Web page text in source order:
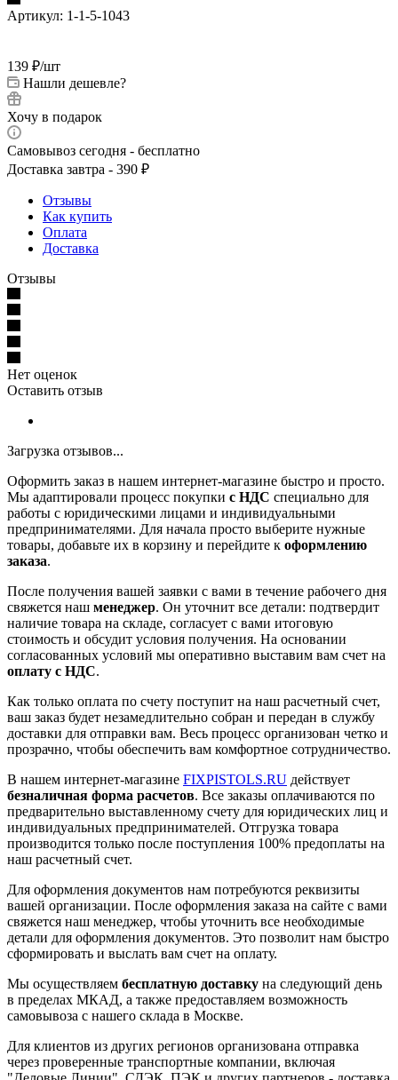
Артикул: 1-1-5-1043
139 ₽/шт
Нашли дешевле?
Хочу в подарок
Самовывоз сегодня - бесплатно
Доставка завтра - 390 ₽
Отзывы
Как купить
Оплата
Доставка
Отзывы
Нет оценок
Оставить отзыв
Загрузка отзывов...
Оформить заказ в нашем интернет-магазине быстро и просто.
Мы адаптировали процесс покупки с НДС специально для
работы с юридическими лицами и индивидуальными
предпринимателями. Для начала просто выберите нужные
товары, добавьте их в корзину и перейдите к оформлению
заказа.
После получения вашей заявки с вами в течение рабочего дня
свяжется наш менеджер. Он уточнит все детали: подтвердит
наличие товара на складе, согласует с вами итоговую
стоимость и обсудит условия получения. На основании
согласованных условий мы оперативно выставим вам счет на
оплату с НДС.
Как только оплата по счету поступит на наш расчетный счет,
ваш заказ будет незамедлительно собран и передан в службу
доставки для отправки вам. Весь процесс организован четко и
прозрачно, чтобы обеспечить вам комфортное сотрудничество.
В нашем интернет-магазине FIXPISTOLS.RU действует
безналичная форма расчетов. Все заказы оплачиваются по
предварительно выставленному счету для юридических лиц и
индивидуальных предпринимателей. Отгрузка товара
производится только после поступления 100% предоплаты на
наш расчетный счет.
Для оформления документов нам потребуются реквизиты
вашей организации. После оформления заказа на сайте с вами
свяжется наш менеджер, чтобы уточнить все необходимые
детали для оформления документов. Это позволит нам быстро
сформировать и выслать вам счет на оплату.
Мы осуществляем бесплатную доставку на следующий день
в пределах МКАД, а также предоставляем возможность
самовывоза с нашего склада в Москве.
Для клиентов из других регионов организована отправка
через проверенные транспортные компании, включая